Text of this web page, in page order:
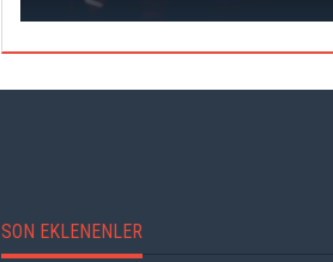
SON EKLENENLER